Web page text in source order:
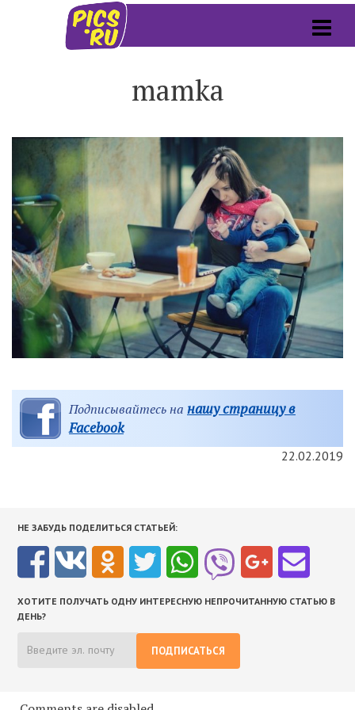
mamka
Подписывайтесь на нашу страницу в
Facebook
22.02.2019
НЕ ЗАБУДЬ ПОДЕЛИТЬСЯ СТАТЬЕЙ:
ХОТИТЕ ПОЛУЧАТЬ ОДНУ ИНТЕРЕСНУЮ НЕПРОЧИТАННУЮ СТАТЬЮ В
ДЕНЬ?
ПОДПИСАТЬСЯ